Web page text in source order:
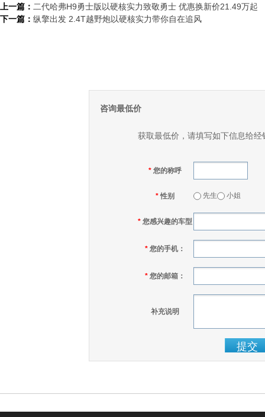
上一篇： 二代哈弗H9勇士版以硬核实力致敬勇士 优惠换新价21.49万起
下一篇： 纵擎出发 2.4T越野炮以硬核实力带你自在追风
咨询最低价
获取最低价，请填写如下信息给
* 您的称呼
*性别 先生 小姐
* 您感兴趣的车型
* 您的手机：
* 您的邮箱：
补充说明